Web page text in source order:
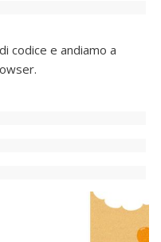
codice e andiamo a